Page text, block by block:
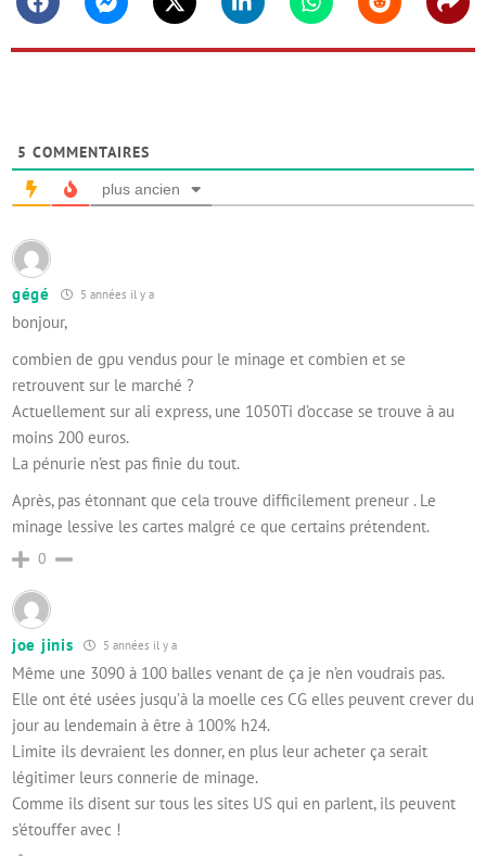
FacebookMessengerTwitter Linkedin WhatsappReddit
5 COMMENTAIRES
plus ancien
gégé 5 années il y a
bonjour,
combien de gpu vendus pour le minage et combien et se
retrouvent sur le marché ?
Actuellement sur ali express, une 1050Ti d’occase se trouve à au
moins 200 euros.
La pénurie n’est pas finie du tout.
Après, pas étonnant que cela trouve difficilement preneur . Le
minage lessive les cartes malgré ce que certains prétendent.
0
joe jinis 5 années il y a
Même une 3090 à 100 balles venant de ça je n’en voudrais pas.
Elle ont été usées jusqu’à la moelle ces CG elles peuvent crever du
jour au lendemain à être à 100% h24.
Limite ils devraient les donner, en plus leur acheter ça serait
légitimer leurs connerie de minage.
Comme ils disent sur tous les sites US qui en parlent, ils peuvent
s’étouffer avec !